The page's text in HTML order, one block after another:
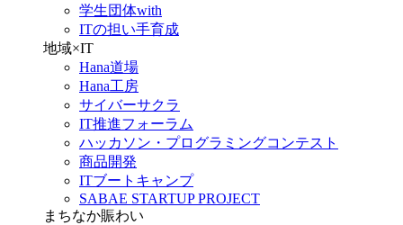
学生団体with
ITの担い手育成
地域×IT
Hana道場
Hana工房
サイバーサクラ
IT推進フォーラム
ハッカソン・プログラミングコンテスト
商品開発
ITブートキャンプ
SABAE STARTUP PROJECT
まちなか賑わい